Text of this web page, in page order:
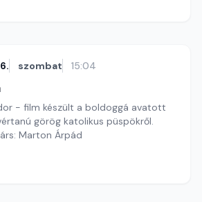
szombat 15:04
- film készült a boldoggá avatott
görög katolikus püspökről.
Marton Árpád